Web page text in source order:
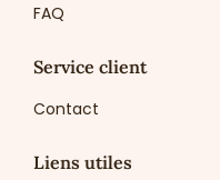
FAQ
Service client
Contact
Liens utiles